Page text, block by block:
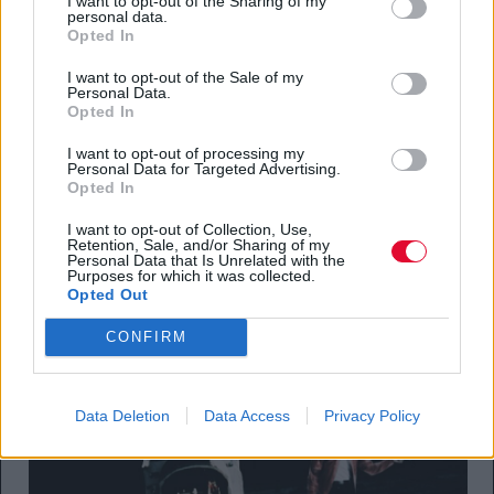
personal data.
Opted In
I want to opt-out of the Sale of my
Personal Data.
Opted In
I want to opt-out of processing my
Personal Data for Targeted Advertising.
Opted In
I want to opt-out of Collection, Use,
Retention, Sale, and/or Sharing of my
Personal Data that Is Unrelated with the
Purposes for which it was collected.
Opted Out
CONFIRM
Data Deletion Data Access Privacy Policy